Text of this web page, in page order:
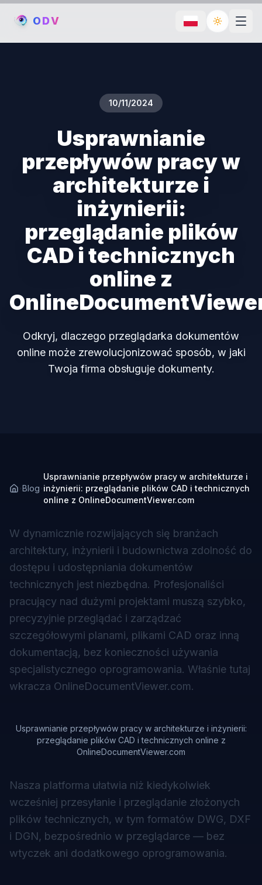
ODV Toggle
10/11/2024
Usprawnianie
przepływów pracy w
architekturze i
inżynierii:
przeglądanie plików
CAD i technicznych
online z
Odkryj, dlaczego przeglądarka dokumentów
online może zrewolucjonizować sposób, w jaki
Twoja firma obsługuje dokumenty.
Blog
Usprawnianie przepływów pracy w architekturze i
inżynierii: przeglądanie plików CAD i technicznych
online z OnlineDocumentViewer.com
W dynamicznie rozwijających się branżach
architektury, inżynierii i budownictwa zdolność do
dostępu i udostępniania dokumentów
technicznych jest niezbędna. Profesjonaliści
pracujący nad dużymi projektami muszą szybko,
precyzyjnie przeglądać i zarządzać
szczegółowymi planami, plikami CAD oraz inną
dokumentacją, bez konieczności używania
specjalistycznego oprogramowania. Właśnie tutaj
wkracza OnlineDocumentViewer.com.
Usprawnianie przepływów pracy w architekturze i inżynierii:
przeglądanie plików CAD i technicznych online z
OnlineDocumentViewer.com
Nasza platforma ułatwia niż kiedykolwiek
wcześniej przesyłanie i przeglądanie złożonych
plików technicznych, w tym formatów DWG, DXF
i DGN, bezpośrednio w przeglądarce — bez
wtyczek ani dodatkowego oprogramowania.